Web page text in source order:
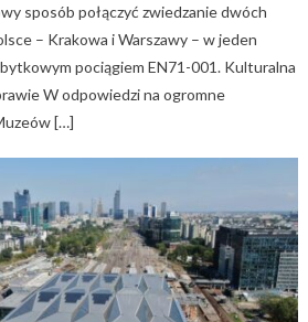
sposób połączyć zwiedzanie dwóch
– Krakowa i Warszawy – w jeden
pociągiem EN71-001. Kulturalna
W odpowiedzi na ogromne
[…]